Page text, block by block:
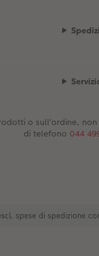
o sull'ordine,
di telefono 044
spese di spedizione